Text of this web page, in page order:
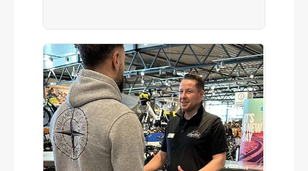
Gewicht
29,0 kg
Scheinwerfer
ACID Front Light PRO-E 150 X-Connect, 12V,
DC